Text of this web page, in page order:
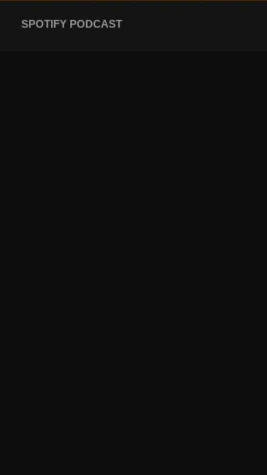
SPOTIFY PODCAST